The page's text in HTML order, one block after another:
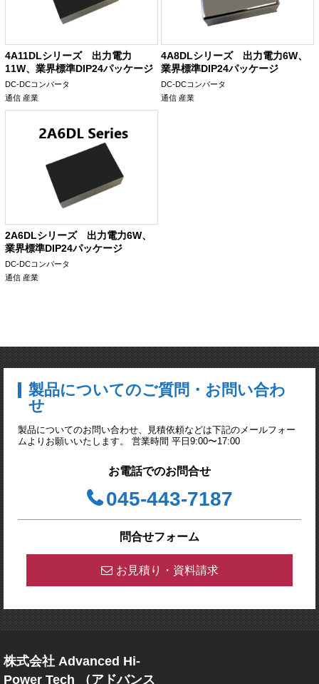
4A11DLシリーズ 出力電力
11W、業界標準DIP24パッケージ
DC-DCコンバータ
通信 産業
4A8DLシリーズ 出力電力6W、
業界標準DIP24パッケージ
DC-DCコンバータ
通信 産業
2A6DLシリーズ 出力電力6W、
業界標準DIP24パッケージ
DC-DCコンバータ
通信 産業
製品についてのご質問・お問い合わ
せ
製品についてのお問い合わせ、見積依頼などは下記のメールフォー
ムよりお願いいたします。 営業時間 平日9:00〜17:00
お電話でのお問合せ
045-443-7187
問合せフォーム
お見積り・資料請求
株式会社 Advanced Hi-
Power Tech （アドバンス